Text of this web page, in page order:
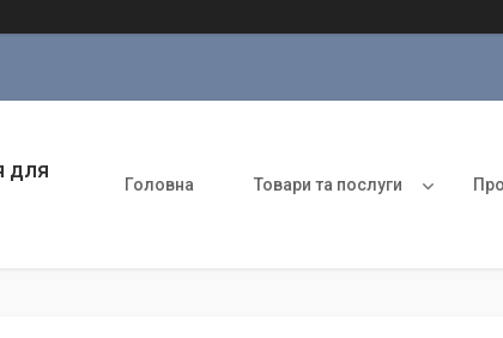
для
Головна Товари та послуги